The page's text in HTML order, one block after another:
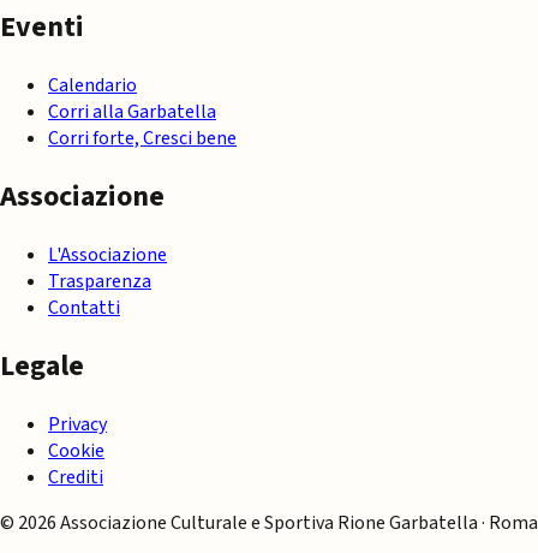
Eventi
Calendario
Corri alla Garbatella
Corri forte, Cresci bene
Associazione
L'Associazione
Trasparenza
Contatti
Legale
Privacy
Cookie
Crediti
© 2026 Associazione Culturale e Sportiva Rione Garbatella · Roma